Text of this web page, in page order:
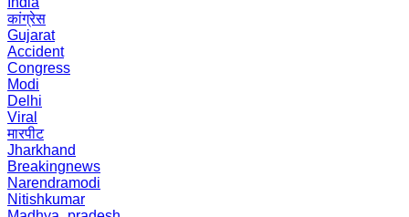
कांग्रेस
Gujarat
Accident
Congress
Modi
Delhi
Viral
मारपीट
Jharkhand
Breakingnews
Narendramodi
Nitishkumar